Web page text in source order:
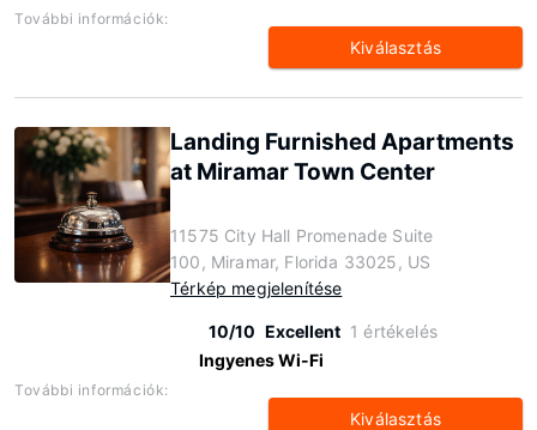
További információk:
Kiválasztás
Landing Furnished Apartments
at Miramar Town Center
11575 City Hall Promenade Suite
100, Miramar, Florida 33025, US
Térkép megjelenítése
10/10 Excellent 1 értékelés
Ingyenes Wi-Fi
További információk:
Kiválasztás